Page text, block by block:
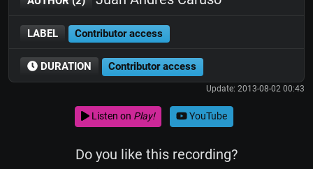
LABEL Contributor access
DURATION Contributor access
Update: 2013-08-02 00:43
Listen on Play! YouTube
Do you like this recording?